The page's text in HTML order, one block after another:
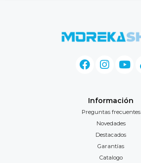
Información
Preguntas frecuentes
Novedades
Destacados
Garantías
Catalogo